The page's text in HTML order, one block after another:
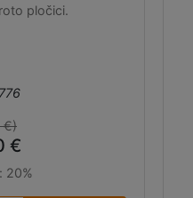
pločici.
€)
€
20%